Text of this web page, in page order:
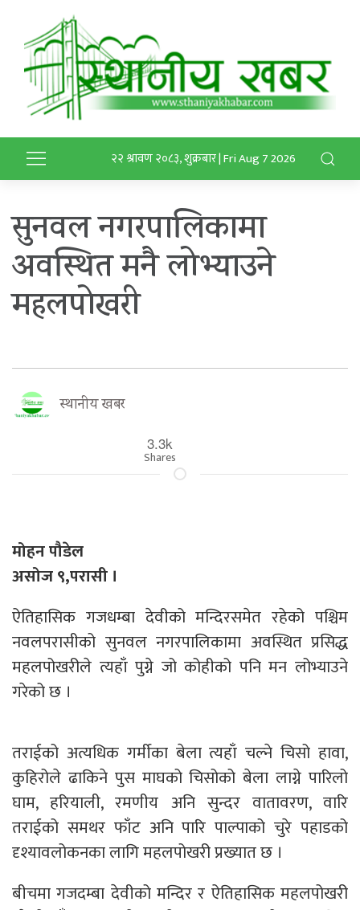
२२ श्रावण २०८३, शुक्रबार | Fri Aug 7 2026
सुनवल नगरपालिकामा
अवस्थित मनै लोभ्याउने
महलपोखरी
स्थानीय खबर
3.3k
Shares
मोहन पौडेल
असोज ९,परासी ।
ऐतिहासिक गजधम्बा देवीको मन्दिरसमेत रहेको पश्चिम
नवलपरासीको सुनवल नगरपालिकामा अवस्थित प्रसिद्ध
महलपोखरीले त्यहाँ पुग्ने जो कोहीको पनि मन लोभ्याउने
गरेको छ ।
तराईको अत्यधिक गर्मीका बेला त्यहाँ चल्ने चिसो हावा,
कुहिरोले ढाकिने पुस माघको चिसोको बेला लाग्ने पारिलो
घाम, हरियाली, रमणीय अनि सुन्दर वातावरण, वारि
तराईको समथर फाँट अनि पारि पाल्पाको चुरे पहाडको
दृश्यावलोकनका लागि महलपोखरी प्रख्यात छ ।
बीचमा गजदम्बा देवीको मन्दिर र ऐतिहासिक महलपोखरी